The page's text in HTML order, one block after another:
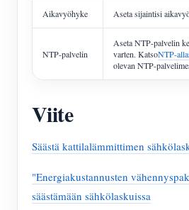
Aikavyöhyke Aseta sijaintisi
NTP-palvelin
Aseta NTP-palvelin
varten. KatsoNTP-
olevan NTP-
Viite
Säästä kattilalämmittimen
"Energiakustannusten
säästämään sähkölaskuissa